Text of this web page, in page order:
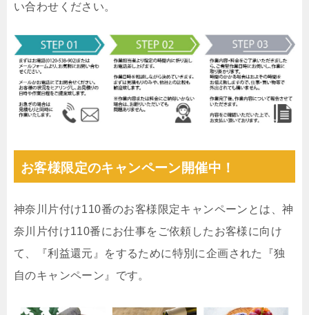
い合わせください。
お客様限定のキャンペーン開催中！
神奈川片付け110番のお客様限定キャンペーンとは、神
奈川片付け110番にお仕事をご依頼したお客様に向け
て、『利益還元』をするために特別に企画された『独
自のキャンペーン』です。